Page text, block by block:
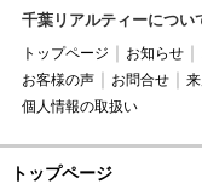
千葉リアルティーについ
トップページ お知らせ
お客様の声
お問合せ
個人情報の取扱い
トップページ